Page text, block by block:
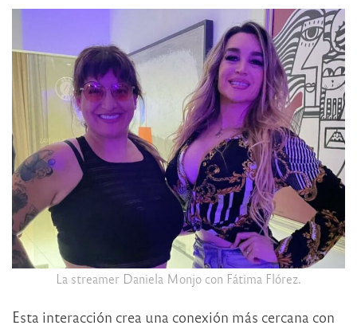
La streamer Daniela Monjo con Fátima Flórez.
Esta interacción crea una conexión más cercana con